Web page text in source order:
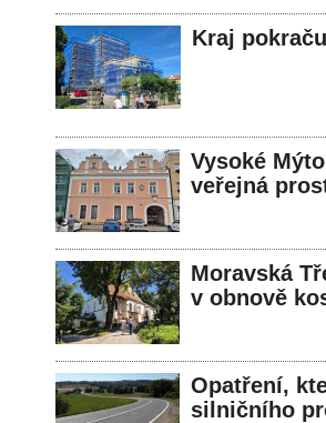
Kraj
Vysoké
veřejná
Moravská
v obnově
Opatření,
silničního